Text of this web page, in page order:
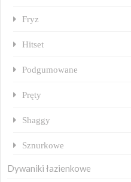
Fryz
Hitset
Podgumowane
Pręty
Shaggy
Sznurkowe
Dywaniki łazienkowe